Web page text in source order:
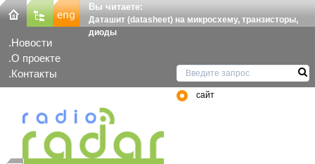
Вы читаете:
Даташит (datasheet) на микросхему, транзисторы,
диоды
Новости
О проекте
Контакты
сайт